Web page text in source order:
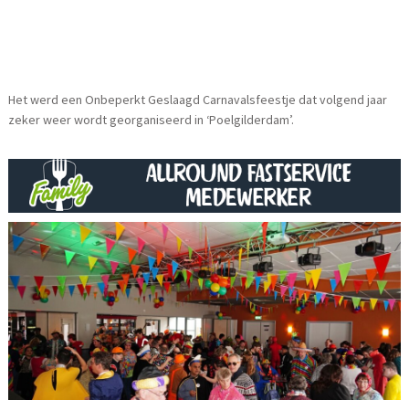
Het werd een Onbeperkt Geslaagd Carnavalsfeestje dat volgend jaar
zeker weer wordt georganiseerd in ‘Poelgilderdam’.